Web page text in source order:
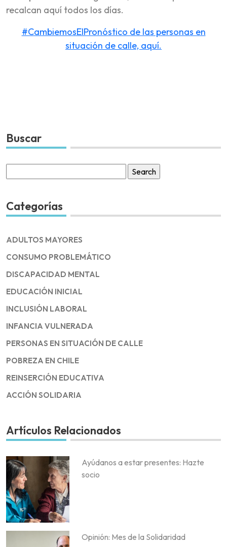
recalcan aquí todos los días.
#CambiemosElPronóstico de las personas en
situación de calle, aquí.
Buscar
for:
Categorías
ADULTOS MAYORES
CONSUMO PROBLEMÁTICO
DISCAPACIDAD MENTAL
EDUCACIÓN INICIAL
INCLUSIÓN LABORAL
INFANCIA VULNERADA
PERSONAS EN SITUACIÓN DE CALLE
POBREZA EN CHILE
REINSERCIÓN EDUCATIVA
ACCIÓN SOLIDARIA
Artículos Relacionados
Ayúdanos a estar presentes: Hazte
socio
Opinión: Mes de la Solidaridad